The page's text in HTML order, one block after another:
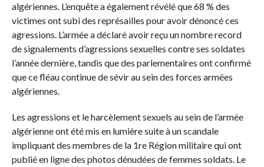
algériennes. L’enquête a également révélé que 68 % des
victimes ont subi des représailles pour avoir dénoncé ces
agressions. L’armée a déclaré avoir reçu un nombre record
de signalements d’agressions sexuelles contre ses soldates
l’année dernière, tandis que des parlementaires ont confirmé
que ce fléau continue de sévir au sein des forces armées
algériennes.
Les agressions et le harcèlement sexuels au sein de l’armée
algérienne ont été mis en lumière suite à un scandale
impliquant des membres de la 1re Région militaire qui ont
publié en ligne des photos dénudées de femmes soldats. Le